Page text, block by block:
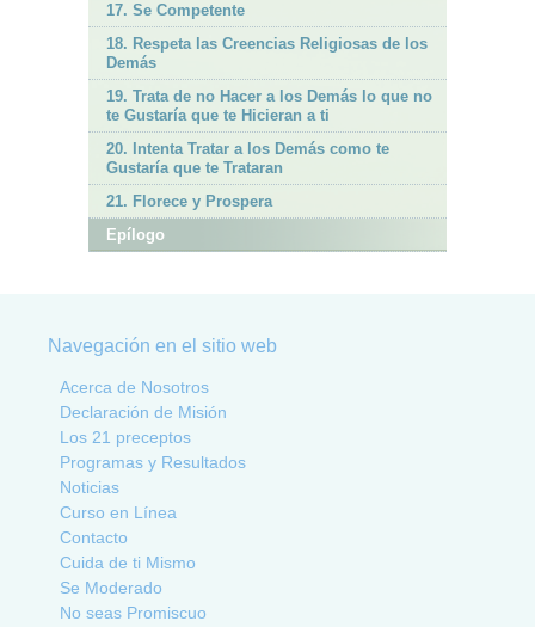
17. Se Competente
18. Respeta las Creencias Religiosas de los
Demás
19. Trata de no Hacer a los Demás lo que no
te Gustaría que te Hicieran a ti
20. Intenta Tratar a los Demás como te
Gustaría que te Trataran
21. Florece y Prospera
Epílogo
Navegación en el sitio web
Acerca de Nosotros
Declaración de Misión
Los 21 preceptos
Programas y Resultados
Noticias
Curso en Línea
Contacto
Cuida de ti Mismo
Se Moderado
No seas Promiscuo